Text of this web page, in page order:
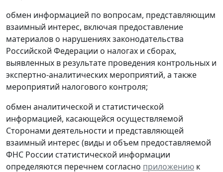
обмен информацией по вопросам, представляющим
взаимный интерес, включая предоставление
материалов о нарушениях законодательства
Российской Федерации о налогах и сборах,
выявленных в результате проведения контрольных и
экспертно-аналитических мероприятий, а также
мероприятий налогового контроля;
обмен аналитической и статистической
информацией, касающейся осуществляемой
Сторонами деятельности и представляющей
взаимный интерес (виды и объем предоставляемой
ФНС России статистической информации
определяются перечнем согласно приложению к